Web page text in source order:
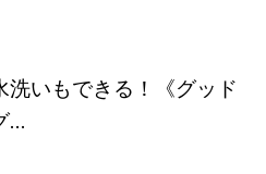
洗いもできる！《グッド
...